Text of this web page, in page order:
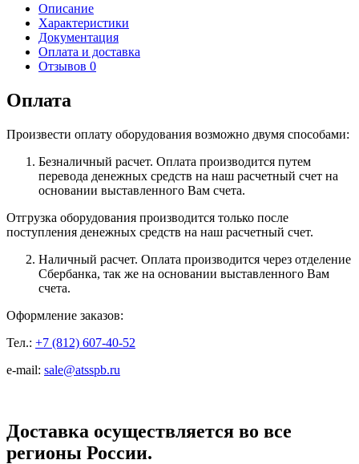
Описание
Характеристики
Документация
Оплата и доставка
Отзывов 0
Оплата
Произвести оплату оборудования возможно двумя способами:
Безналичный расчет. Оплата производится путем
перевода денежных средств на наш расчетный счет на
основании выставленного Вам счета.
Отгрузка оборудования производится только после
поступления денежных средств на наш расчетный счет.
Наличный расчет. Оплата производится через отделение
Сбербанка, так же на основании выставленного Вам
счета.
Оформление заказов:
Тел.: +7 (812) 607-40-52
e-mail: sale@atsspb.ru
Доставка осуществляется во все
регионы России.